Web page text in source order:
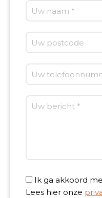
Ik ga akkoord
Lees hier onze